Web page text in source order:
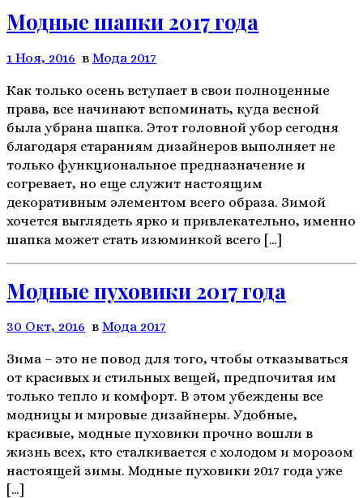
Модные шапки 2017 года
1 Ноя, 2016 в Мода 2017
Как только осень вступает в свои полноценные
права, все начинают вспоминать, куда весной
была убрана шапка. Этот головной убор сегодня
благодаря стараниям дизайнеров выполняет не
только функциональное предназначение и
согревает, но еще служит настоящим
декоративным элементом всего образа. Зимой
хочется выглядеть ярко и привлекательно, именно
шапка может стать изюминкой всего […]
Модные пуховики 2017 года
30 Окт, 2016 в Мода 2017
Зима – это не повод для того, чтобы отказываться
от красивых и стильных вещей, предпочитая им
только тепло и комфорт. В этом убеждены все
модницы и мировые дизайнеры. Удобные,
красивые, модные пуховики прочно вошли в
жизнь всех, кто сталкивается с холодом и морозом
настоящей зимы. Модные пуховики 2017 года уже
[…]